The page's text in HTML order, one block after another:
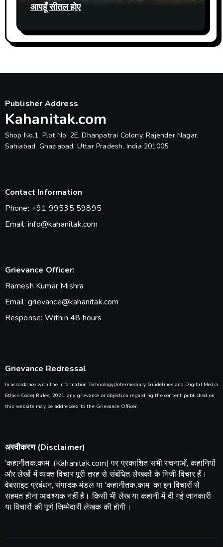
आपहूँ सीतल होए
Publisher Address
Kahanitak.com
Shop No.1, Plot No. 2E, Dhanpatrai Colony, Rajender Nagar,
Sahiabad, Ghaziabad, Uttar Pradesh, India 201005
Contact Information
Phone: +91 99535 59895
Email: info@kahanitak.com
Grievance Officer:
Ramesh Kumar Mishra
Email: grievance@kahanitak.com
Response: Within 48 hours
Grievance Redressal
In accordance with the Information Technology(Intermediary Guidelines and Digital Media
Ethics Code) Rules, 2021, any grievance or objection regarding the content published on
this website may be addressed to the Grievance Officer.
अस्वीकरण (Disclaimer)
​’कहानीतक.काम’ (Kahanitak.com) पर प्रकाशित सभी रचनाओं, कहानियों
और लेखों में व्यक्त विचार पूरी तरह से संबंधित लेखकों के निजी विचार हैं।
वेबसाइट प्रबंधन, संपादक मंडल या ‘कहानीतक.काम’ का इन विचारों से
सहमत होना आवश्यक नहीं है। किसी भी लेख या कहानी में दी गई जानकारी
या विचारों की पूर्ण जिम्मेदारी लेखक की होगी।